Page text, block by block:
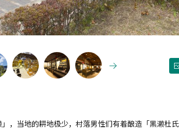
，当地的耕地极少，村落男性们有着酿造「黑濑杜